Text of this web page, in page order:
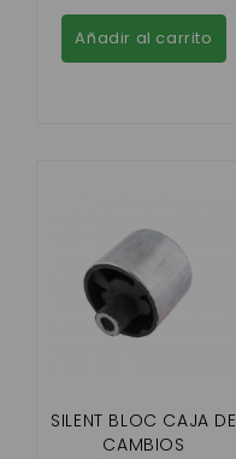
Añadir al carrito
SILENT BLOC CAJA DE
CAMBIOS